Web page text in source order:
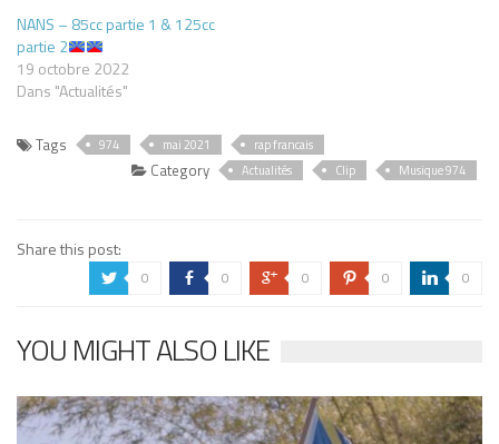
NANS – 85cc partie 1 & 125cc
partie 2
19 octobre 2022
Dans "Actualités"
Tags 974 mai 2021 rap francais
Category Actualités Clip Musique 974
Share this post:
a 0 b 0 c 0 d 0 j 0
YOU MIGHT ALSO LIKE